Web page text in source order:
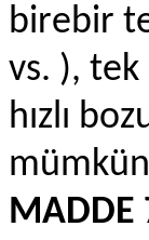
birebir
vs. ), tek
hızlı
MADDE